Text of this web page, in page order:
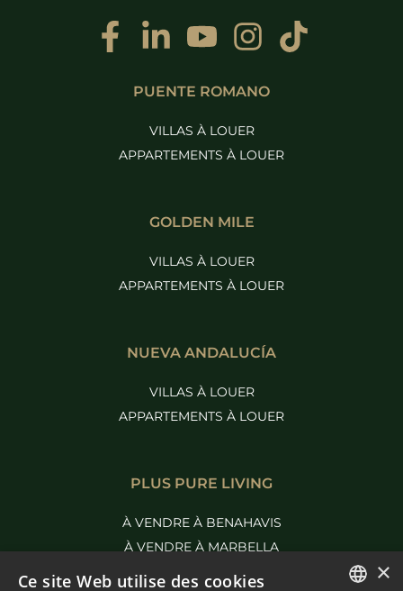
PUENTE ROMANO
VILLAS À LOUER
APPARTEMENTS À LOUER
GOLDEN MILE
VILLAS À LOUER
APPARTEMENTS À LOUER
NUEVA ANDALUCÍA
VILLAS À LOUER
APPARTEMENTS À LOUER
PLUS PURE LIVING
À VENDRE À BENAHAVIS
À VENDRE À MARBELLA
×
Ce site Web utilise des cookies